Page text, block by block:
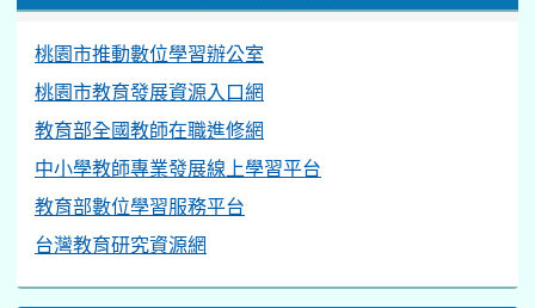
桃園市推動數位學習辦公室
桃園市教育發展資源入口網
教育部全國教師在職進修網
中小學教師專業發展線上學習平台
教育部數位學習服務平台
台灣教育研究資源網